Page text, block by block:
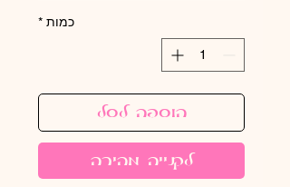
כמות *
הוספה לסל
לקנייה מהירה